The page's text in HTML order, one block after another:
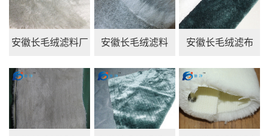
安徽长毛绒滤料厂
家
安徽长毛绒滤料 安徽长毛绒滤布